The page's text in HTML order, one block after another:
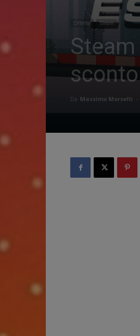
Offerte Steam
sconto
Da Massimo Morselli -